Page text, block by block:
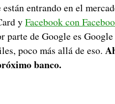
entrando en el
yFacebook con
de Google es
poco más allá de eso.
banco.